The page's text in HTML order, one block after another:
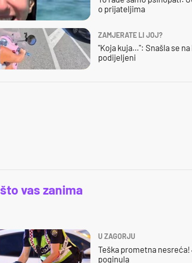
o prijateljima
ZAMJERATE LI JOJ?
"Koja kuja…": Snašla se
podijeljeni
što vas zanima
U ZAGORJU
Teška prometna
poginula